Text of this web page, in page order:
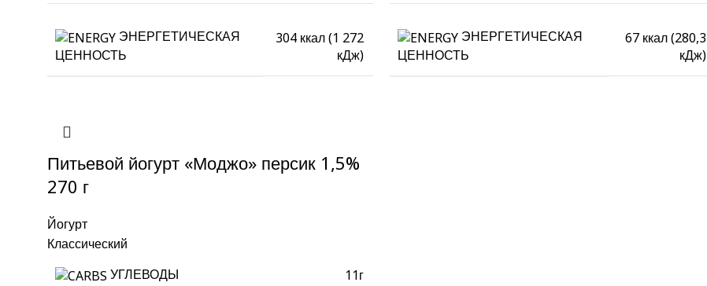
ЭНЕРГЕТИЧЕСКАЯ
ЦЕННОСТЬ
304 ккал (1 272
кДж)
ЭНЕРГЕТИЧЕСКАЯ
ЦЕННОСТЬ
67 ккал (280,3
кДж)
Питьевой йогурт «Моджо» персик 1,5%
270 г
Йогурт
Классический
УГЛЕВОДЫ
11г